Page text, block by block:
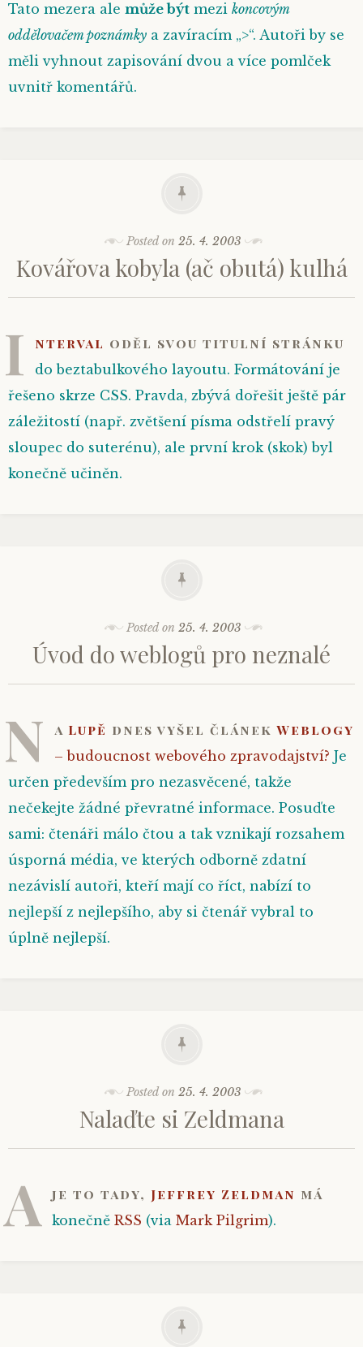
Tato mezera ale může být mezi koncovým
oddělovačem poznámky a zavíracím „>“. Autoři by se
měli vyhnout zapisování dvou a více pomlček
uvnitř komentářů.
Posted on25. 4. 2003
Kovářova kobyla (ač obutá) kulhá
I nterval oděl svou titulní stránku
do beztabulkového layoutu. Formátování je
řešeno skrze CSS. Pravda, zbývá dořešit ještě pár
záležitostí (např. zvětšení písma odstřelí pravý
sloupec do suterénu), ale první krok (skok) byl
konečně učiněn.
Posted on25. 4. 2003
Úvod do weblogů pro neznalé
N a Lupě dnes vyšel článek Weblogy
– budoucnost webového zpravodajství? Je
určen především pro nezasvěcené, takže
nečekejte žádné převratné informace. Posuďte
sami: čtenáři málo čtou a tak vznikají rozsahem
úsporná média, ve kterých odborně zdatní
nezávislí autoři, kteří mají co říct, nabízí to
nejlepší z nejlepšího, aby si čtenář vybral to
úplně nejlepší.
Posted on25. 4. 2003
Nalaďte si Zeldmana
A je to tady, Jeffrey Zeldman má
konečně RSS (via Mark Pilgrim).